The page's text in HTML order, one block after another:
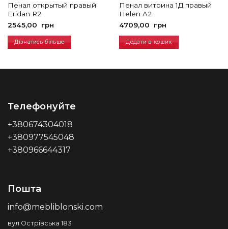
Пенал открытый правый
Eridan R2
2545,00
грн
Дізнатись більше
Пенал витрина 1Д правый
Helen A2
4709,00
грн
Додати в кошик
Телефонуйте
+380674304018
+380977545048
+380966644317
Пошта
info@mebliblonski.com
вул.Острівська 183